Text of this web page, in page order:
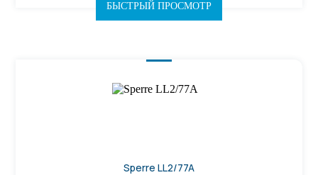
БЫСТРЫЙ ПРОСМОТР
Sperre LL2/77A